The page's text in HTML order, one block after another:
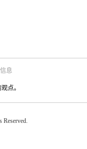
息
点。